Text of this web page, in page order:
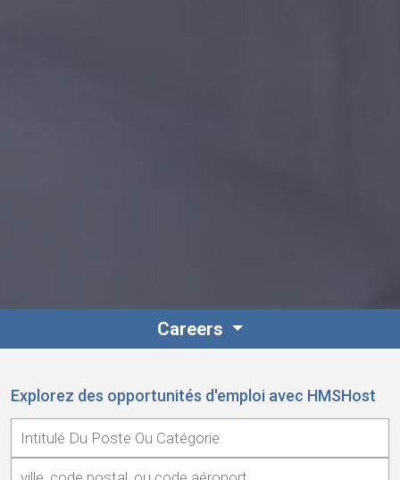
Careers
Explorez des opportunités d'emploi avec HMSHost